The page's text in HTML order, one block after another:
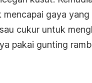
gaya yang
cukur untuk
pakai gunting